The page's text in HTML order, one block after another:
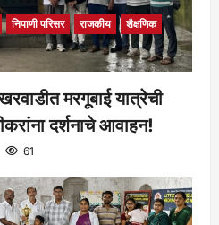
निपाणी परिसर राजकीय
शैक्षणिक
मरगूबाई यात्रेची
दर्शनाचे आवाहन!
61